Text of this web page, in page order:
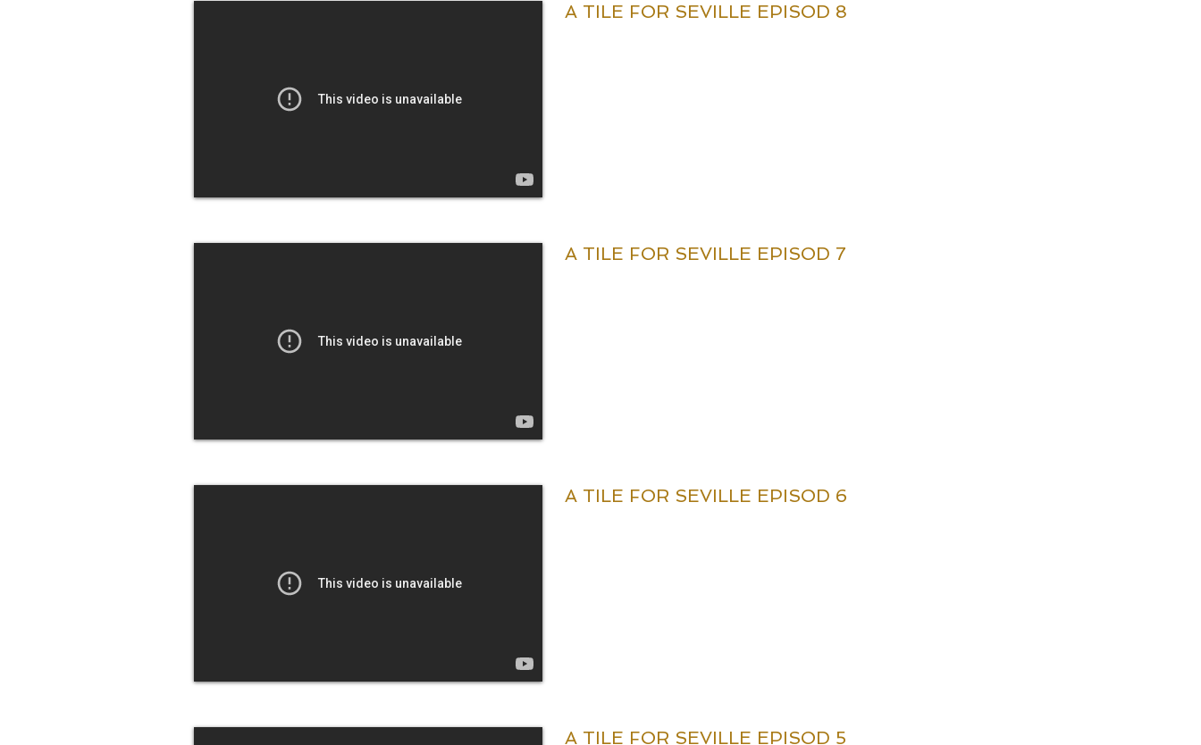
A TILE FOR SEVILLE EPISOD 8
A TILE FOR SEVILLE EPISOD 7
A TILE FOR SEVILLE EPISOD 6
A TILE FOR SEVILLE EPISOD 5